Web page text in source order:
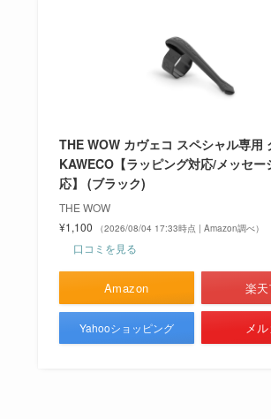
THE WOW カヴェコ スペシャル専用
KAWECO【ラッピング対応/メッセー
応】 (ブラック)
THE WOW
¥1,100
（2026/08/04 17:33時点 | Amazon調べ）
口コミを見る
Amazon 楽
Yahooショッピング メ